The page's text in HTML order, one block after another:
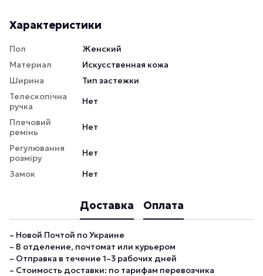
Характеристики
Пол
Женский
Материал
Искусственная кожа
Ширина
Тип застежки
Телескопічна
ручка
Нет
Плечовий
ремінь
Нет
Регулювання
розміру
Нет
Замок
Нет
Доставка Оплата
– Новой Почтой по Украине
– В отделение, почтомат или курьером
– Отправка в течение 1–3 рабочих дней
– Стоимость доставки: по тарифам перевозчика